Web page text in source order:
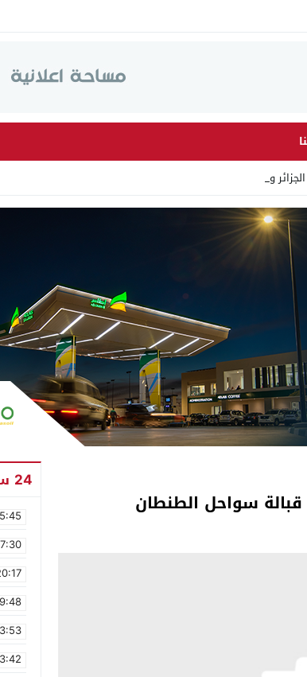
وأرقاما بـ _
سو­احل الطنطان
24 ساعة